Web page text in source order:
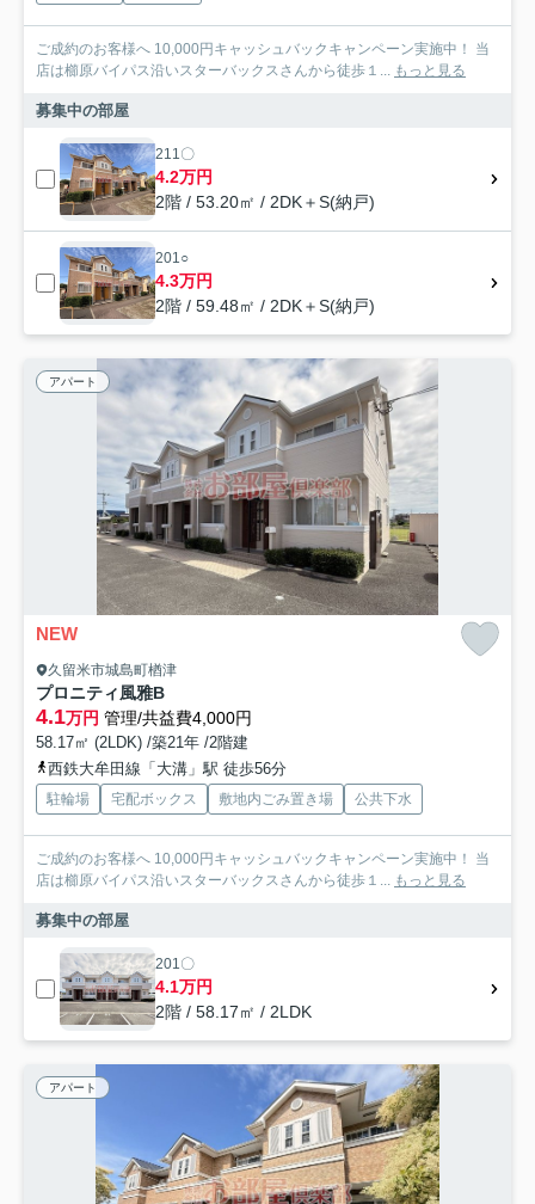
ご成約のお客様へ 10,000円キャッシュバックキャンペーン実施中！ 当
店は櫛原バイパス沿いスターバックスさんから徒歩１... もっと見る
募集中の部屋
211〇
4.2万円
2階 / 53.20㎡ / 2DK＋S(納戸)
201○
4.3万円
2階 / 59.48㎡ / 2DK＋S(納戸)
アパート
NEW
久留米市城島町楢津
プロニティ風雅B
4.1万円 管理/共益費4,000円
58.17㎡ (2LDK) /築21年 /2階建
西鉄大牟田線「大溝」駅 徒歩56分
駐輪場 宅配ボックス 敷地内ごみ置き場 公共下水
ご成約のお客様へ 10,000円キャッシュバックキャンペーン実施中！ 当
店は櫛原バイパス沿いスターバックスさんから徒歩１... もっと見る
募集中の部屋
201〇
4.1万円
2階 / 58.17㎡ / 2LDK
アパート